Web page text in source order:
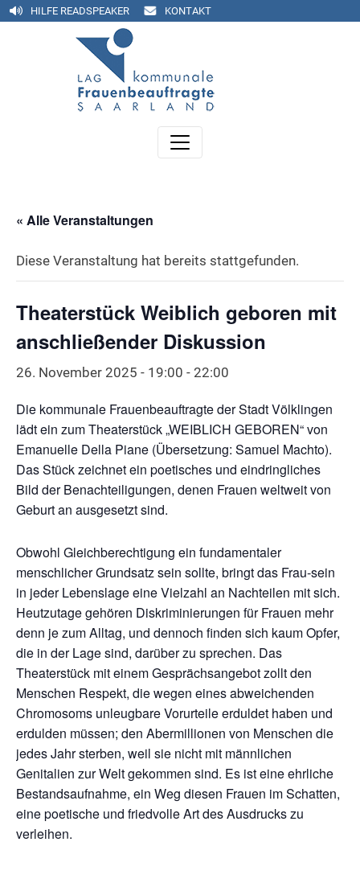
HILFE READSPEAKER KONTAKT
« Alle Veranstaltungen
Diese Veranstaltung hat bereits stattgefunden.
Theaterstück Weiblich geboren mit
anschließender Diskussion
26. November 2025 - 19:00 - 22:00
Die kommunale Frauenbeauftragte der Stadt Völklingen
lädt ein zum Theaterstück „WEIBLICH GEBOREN“ von
Emanuelle Della Piane (Übersetzung: Samuel Machto).
Das Stück zeichnet ein poetisches und eindringliches
Bild der Benachteiligungen, denen Frauen weltweit von
Geburt an ausgesetzt sind.
Obwohl Gleichberechtigung ein fundamentaler
menschlicher Grundsatz sein sollte, bringt das Frau-sein
in jeder Lebenslage eine Vielzahl an Nachteilen mit sich.
Heutzutage gehören Diskriminierungen für Frauen mehr
denn je zum Alltag, und dennoch finden sich kaum Opfer,
die in der Lage sind, darüber zu sprechen. Das
Theaterstück mit einem Gesprächsangebot zollt den
Menschen Respekt, die wegen eines abweichenden
Chromosoms unleugbare Vorurteile erduldet haben und
erdulden müssen; den Abermillionen von Menschen die
jedes Jahr sterben, weil sie nicht mit männlichen
Genitalien zur Welt gekommen sind. Es ist eine ehrliche
Bestandsaufnahme, ein Weg diesen Frauen im Schatten,
eine poetische und friedvolle Art des Ausdrucks zu
verleihen.